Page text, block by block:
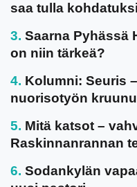
saa tulla
Saarna Pyhässä
on niin tärkeä?
Kolumni: Seuris
nuorisotyön
Mitä katsot –
Raskinnanrannan
Sodankylän